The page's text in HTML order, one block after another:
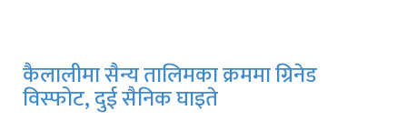
सभामा मागे माफी
कैलालीमा सैन्य तालिमका क्रममा ग्रिनेड
विस्फोट, दुई सैनिक घाइते